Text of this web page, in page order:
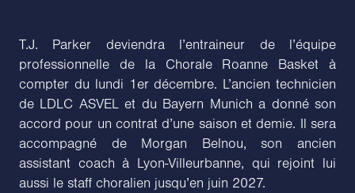
T.J. Parker deviendra l’entraineur de l’équipe
professionnelle de la Chorale Roanne Basket à
compter du lundi 1er décembre. L’ancien technicien
de LDLC ASVEL et du Bayern Munich a donné son
accord pour un contrat d’une saison et demie. Il sera
accompagné de Morgan Belnou, son ancien
assistant coach à Lyon-Villeurbanne, qui rejoint lui
aussi le staff choralien jusqu’en juin 2027.